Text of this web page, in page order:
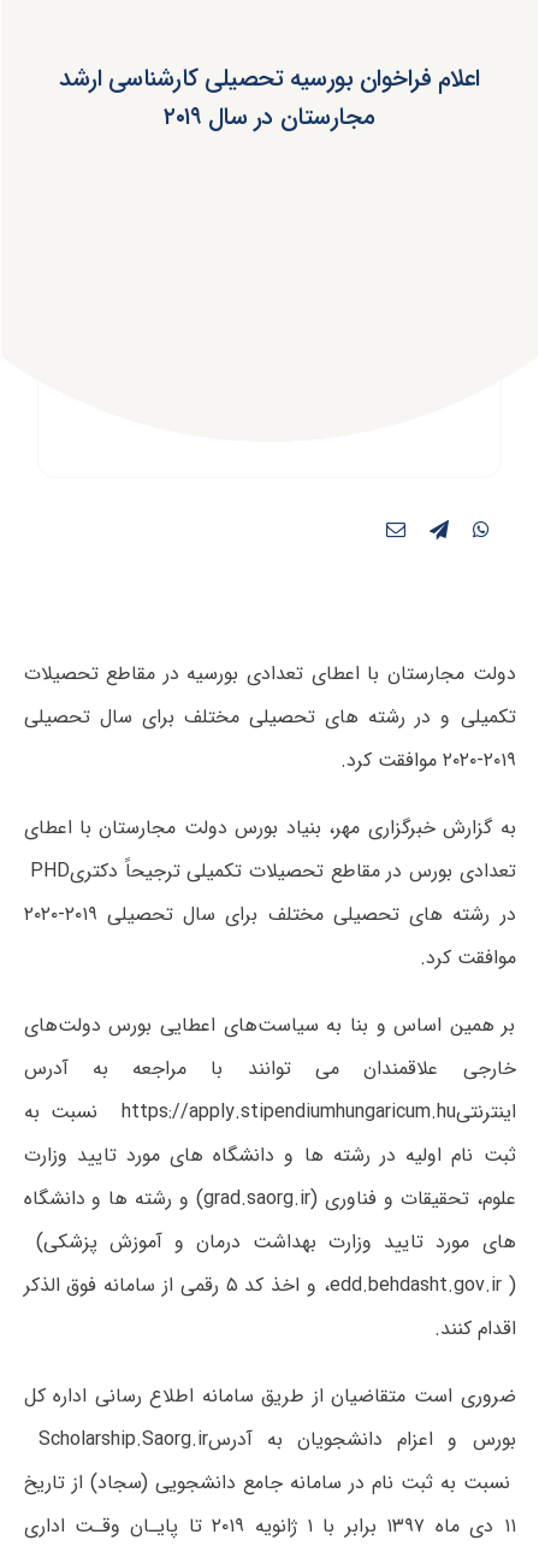
اعلام فراخوان بورسیه تحصیلی کارشناسی ارشد
مجارستان در سال ۲۰۱۹
دولت مجارستان با اعطای تعدادی بورسیه در مقاطع تحصیلات
تکمیلی و در رشته های تحصیلی مختلف برای سال تحصیلی
۲۰۱۹-۲۰۲۰ موافقت کرد.
به گزارش خبرگزاری مهر، بنیاد بورس دولت مجارستان با اعطای
تعدادی بورس در مقاطع تحصیلات تکمیلی ترجیحاً دکتریPHD
در رشته های تحصیلی مختلف برای سال تحصیلی ۲۰۱۹-۲۰۲۰
موافقت کرد.
بر همین اساس و بنا به سیاست‌های اعطایی بورس دولت‌های
خارجی علاقمندان می توانند با مراجعه به آدرس
اینترنتیhttps://apply.stipendiumhungaricum.hu
نسبت به
ثبت نام اولیه در رشته ها و دانشگاه های مورد تایید وزارت
علوم، تحقیقات و فناوری (grad.saorg.ir) و رشته ها و دانشگاه
های مورد تایید وزارت بهداشت درمان و آموزش پزشکی(
edd.behdasht.gov.ir )
، و اخذ کد ۵ رقمی از سامانه فوق الذکر
اقدام کنند.
ضروری است متقاضیان از طریق سامانه اطلاع رسانی اداره کل
بورس و اعزام دانشجویان به آدرسScholarship.Saorg.ir
نسبت به ثبت نام در سامانه جامع دانشجویی (سجاد) از تاریخ
۱۱ دی ماه ۱۳۹۷ برابر با ۱ ژانویه ۲۰۱۹ تا پایـان وقـت اداری